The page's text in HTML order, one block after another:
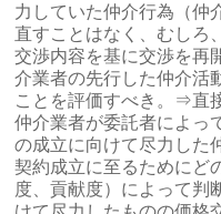
力していた仲介行為（仲
直すことはなく、むしろ
交渉内容を基に交渉を再
介業者の先行した仲介活
ことを評価すべき。⇒直
仲介業者が委託者によっ
の成立に向けて尽力した
契約成立に至るためにど
度、貢献度）によって